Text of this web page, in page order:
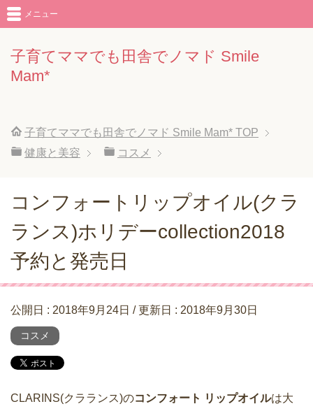
子育てママでも田舎でノマド Smile
Mam*
メニュー
子育てママでも田舎でノマド Smile Mam* TOP
健康と美容
コスメ
コンフォートリップオイル(クラ
ランス)ホリデーcollection2018
予約と発売日
公開日 : 2018年9月24日 / 更新日 : 2018年9月30日
コスメ
CLARINS(クラランス)のコンフォート リップオイルは大